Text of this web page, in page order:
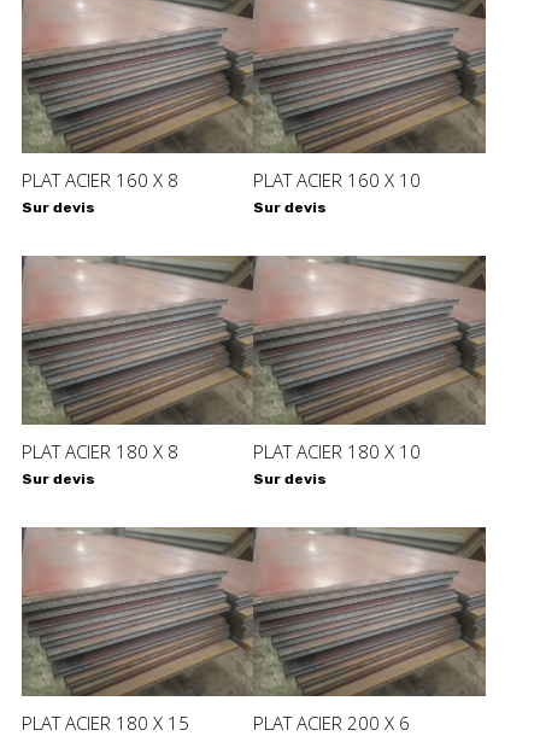
PLAT ACIER 160 X 8
Sur devis
PLAT ACIER 160 X 10
Sur devis
PLAT ACIER 180 X 8
Sur devis
PLAT ACIER 180 X 10
Sur devis
PLAT ACIER 180 X 15 PLAT ACIER 200 X 6